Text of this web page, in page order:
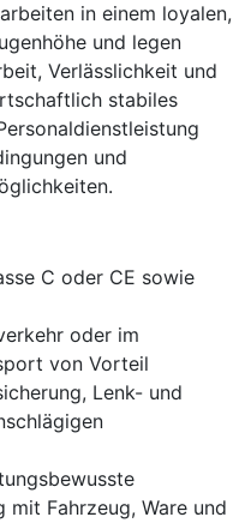
in einem loyalen,
und legen
Verlässlichkeit und
stabiles
und
C oder CE sowie
oder im
von Vorteil
Lenk- und
Fahrzeug, Ware und